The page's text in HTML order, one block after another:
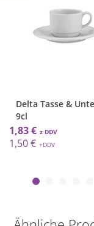
Delta Tasse &
9cl
1,83 €
1,50 €